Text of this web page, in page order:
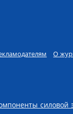
О
силовой